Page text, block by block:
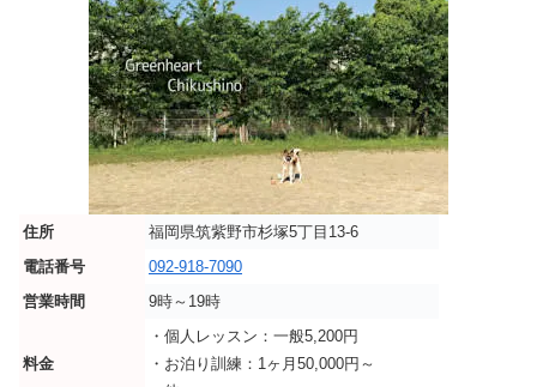
住所
福岡県筑紫野市杉塚5丁目13-6
電話番号
092-918-7090
営業時間
9時～19時
料金
・個人レッスン：一般5,200円
・お泊り訓練：1ヶ月50,000円～